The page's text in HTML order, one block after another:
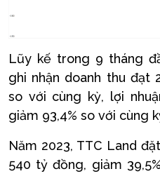
Lũy kế trong 9 tháng
ghi nhận doanh thu đạt
so với cùng kỳ, lợi
giảm 93,4% so với cùng
Năm 2023, TTC Land
540 tỷ đồng, giảm